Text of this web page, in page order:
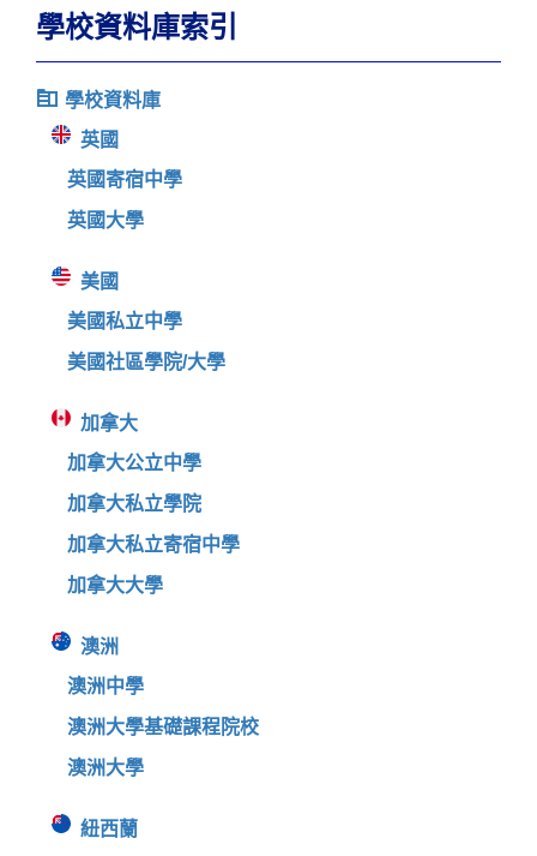
學校資料庫索引
學校資料庫
英國
英國寄宿中學
英國大學
美國
美國私立中學
美國社區學院/大學
加拿大
加拿大公立中學
加拿大私立學院
加拿大私立寄宿中學
加拿大大學
澳洲
澳洲中學
澳洲大學基礎課程院校
澳洲大學
紐西蘭